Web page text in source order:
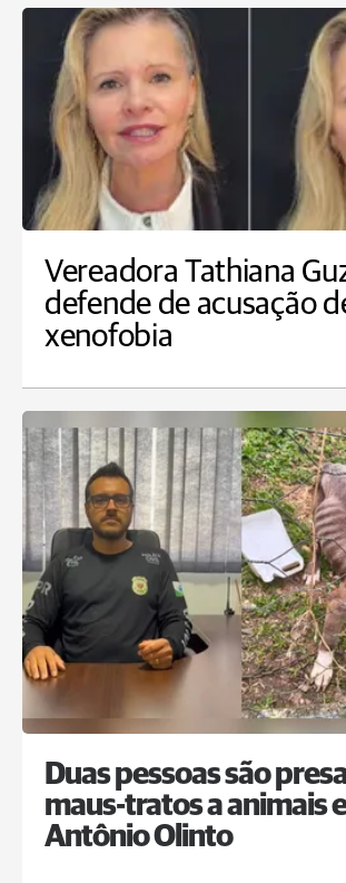
Vereadora Tathiana
defende de acusação
xenofobia
Duas pessoas são
maus-tratos a animais
Antônio Olinto